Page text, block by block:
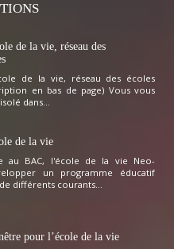
de la vie, réseau des
de la vie, réseau des écoles
en bas de page) Vous vous
dans...
de la vie
au BAC, l'école de la vie Neo-
un programme éducatif
différents courants...
pour l’école de la vie